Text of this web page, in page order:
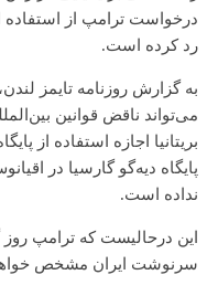
درخواست ترامپ از استفاده
رد کرده است.
به گزارش روزنامه تایمز
می‌تواند ناقض قوانین
بریتانیا اجازه استفاده از
پایگاه دیه‌گو گارسیا در
نداده است.
این درحالیست که ترامپ
سرنوشت ایران مشخص